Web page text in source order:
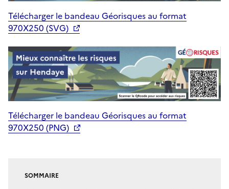
Télécharger le bandeau Géorisques au format
970X250 (SVG)
Télécharger le bandeau Géorisques au format
970X250 (PNG)
SOMMAIRE